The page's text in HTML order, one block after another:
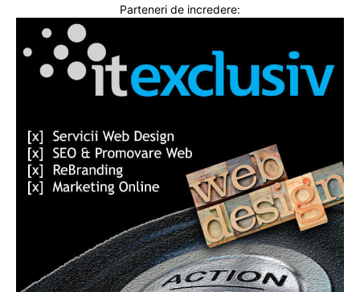
Parteneri de incredere: